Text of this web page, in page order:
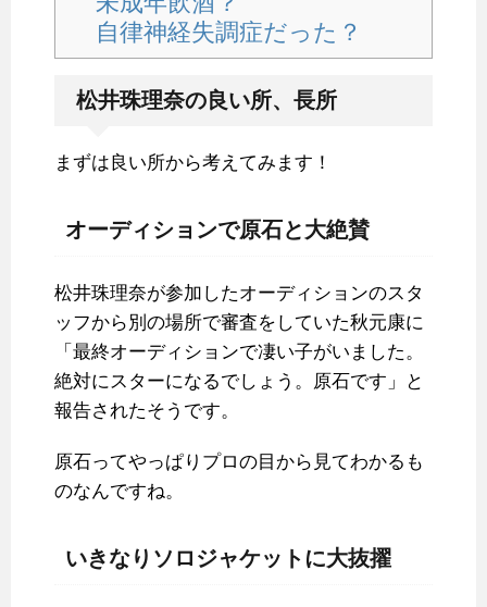
自律神経失調症だった？
松井珠理奈の良い所、長所
まずは良い所から考えてみます！
オーディションで原石と大絶賛
松井珠理奈が参加したオーディションのスタ
ッフから別の場所で審査をしていた秋元康に
「最終オーディションで凄い子がいました。
絶対にスターになるでしょう。原石です」と
報告されたそうです。
原石ってやっぱりプロの目から見てわかるも
のなんですね。
いきなりソロジャケットに大抜擢